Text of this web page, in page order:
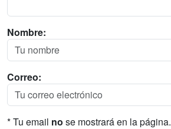
Nombre:
Correo:
* Tu email no se mostrará en la página.